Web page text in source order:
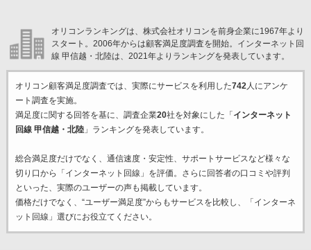
オリコンランキングは、株式会社オリコンを前身企業に1967年より
スタート。2006年からは顧客満足度調査を開始。インターネット回
線 甲信越・北陸は、2021年よりランキングを発表しています。
オリコン顧客満足度調査では、実際にサービスを利用した742人にアンケ
ート調査を実施。
満足度に関する回答を基に、調査企業20社を対象にした「 インターネット
回線 甲信越・北陸」ランキングを発表しています。
総合満足度だけでなく、通信速度・安定性、サポートサービスなど様々な
切り口から「インターネット回線」を評価。さらに回答者の口コミや評判
といった、実際のユーザーの声も掲載しています。
価格だけでなく、“ユーザー満足度”からもサービスを比較し、「インターネ
ット回線」選びにお役立てください。